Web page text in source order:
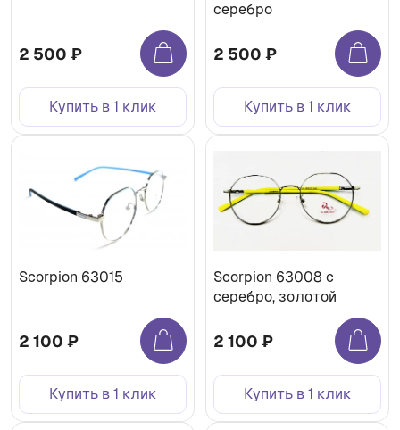
2 500 ₽
Купить в 1 клик
серебро
2 500 ₽
Купить в 1 клик
Scorpion 63015
2 100 ₽
Купить в 1 клик
Scorpion 63008 с
серебро, золотой
2 100 ₽
Купить в 1 клик